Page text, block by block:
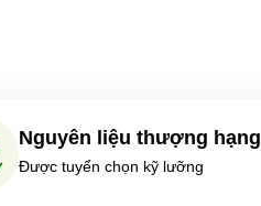
Nguyên liệu thượng hạng
Được tuyển chọn kỹ lưỡng